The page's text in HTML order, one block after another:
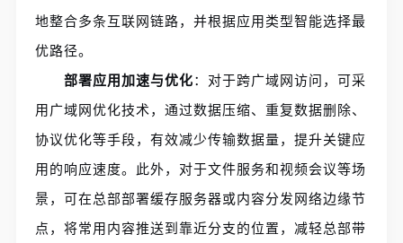
地整合多条互联网链路，并根据应用类型智能选择最
优路径。
部署应用加速与优化：对于跨广域网访问，可采
用广域网优化技术，通过数据压缩、重复数据删除、
协议优化等手段，有效减少传输数据量，提升关键应
用的响应速度。此外，对于文件服务和视频会议等场
景，可在总部部署缓存服务器或内容分发网络边缘节
点，将常用内容推送到靠近分支的位置，减轻总部带